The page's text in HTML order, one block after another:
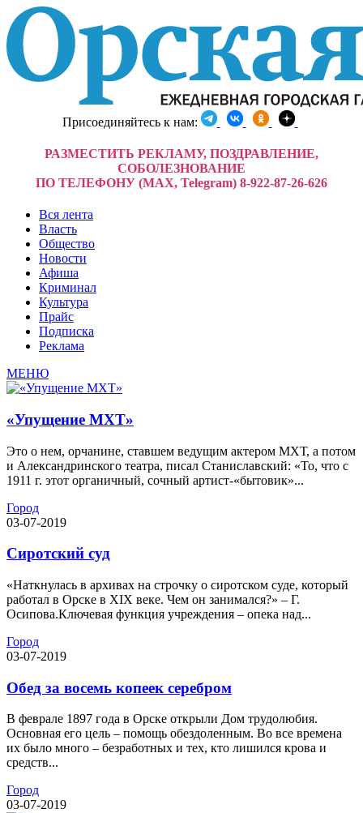
Присоединяйтесь к нам:
РАЗМЕСТИТЬ РЕКЛАМУ, ПОЗДРАВЛЕНИЕ,
СОБОЛЕЗНОВАНИЕ
ПО ТЕЛЕФОНУ (MAX, Telegram) 8-922-87-26-626
Вся лента
Власть
Общество
Новости
Афиша
Криминал
Культура
Прайс
Подписка
Реклама
МЕНЮ
«Упущение МХТ»
Это о нем, орчанине, ставшем ведущим актером МХТ, а потом
и Александринского театра, писал Станиславский: «То, что с
1911 г. этот органичный, сочный артист-«бытовик»...
Город
03-07-2019
Сиротский суд
«Наткнулась в архивах на строчку о сиротском суде, который
работал в Орске в XIX веке. Чем он занимался?» – Г.
Осипова.Ключевая функция учреждения – опека над...
Город
03-07-2019
Обед за восемь копеек серебром
В феврале 1897 года в Орске открыли Дом трудолюбия.
Основная его цель – помощь обездоленным. Во все времена
их было много – безработных и тех, кто лишился крова и
средств...
Город
03-07-2019